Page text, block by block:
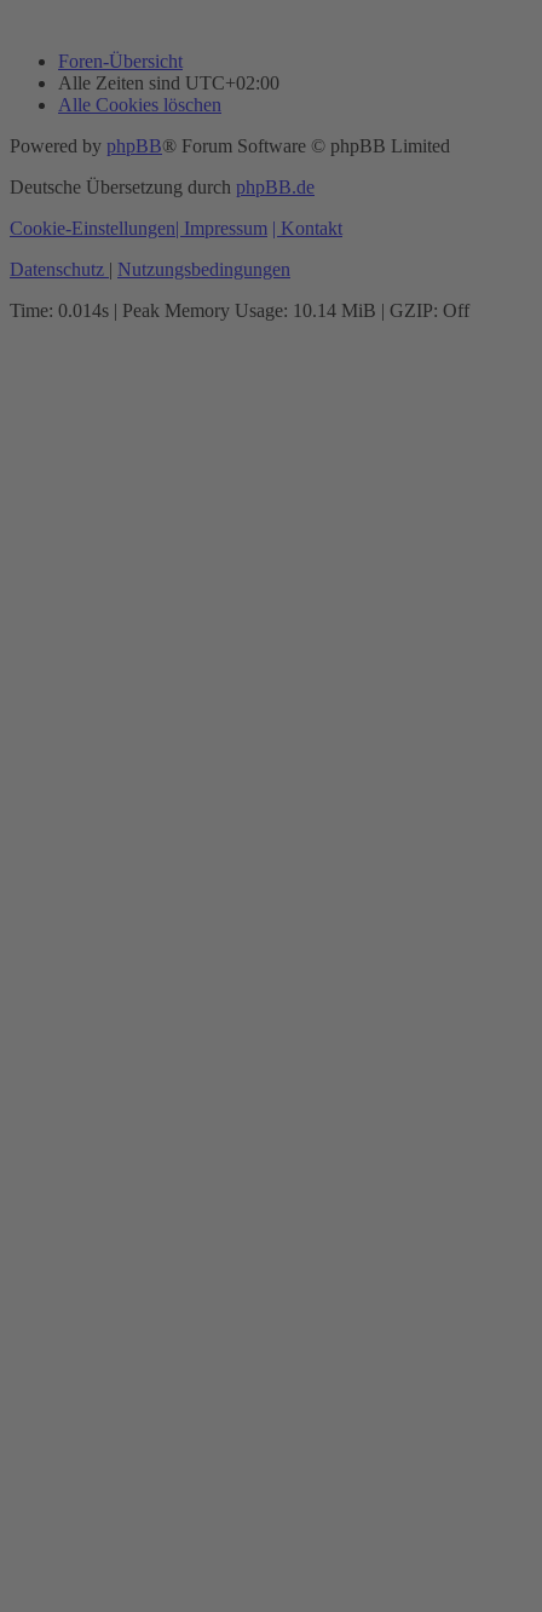
Foren-Übersicht
Alle Zeiten sind UTC+02:00
Alle Cookies löschen
Powered by phpBB® Forum Software © phpBB Limited
Deutsche Übersetzung durch phpBB.de
Cookie-Einstellungen| Impressum | Kontakt
Datenschutz | Nutzungsbedingungen
Time: 0.014s | Peak Memory Usage: 10.14 MiB | GZIP: Off